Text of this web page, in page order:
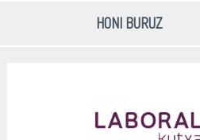
HONI BURUZ